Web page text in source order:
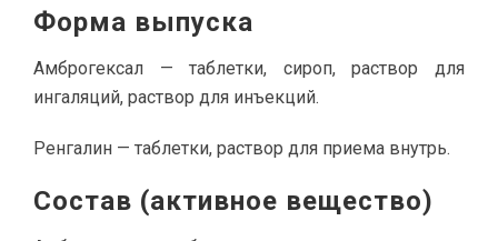
Форма выпуска
Амброгексал — таблетки, сироп, раствор для
ингаляций, раствор для инъекций.
Ренгалин — таблетки, раствор для приема внутрь.
Состав (активное вещество)